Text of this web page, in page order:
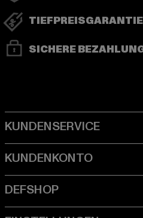
TIEFPREISGARANTIE
SICHERE